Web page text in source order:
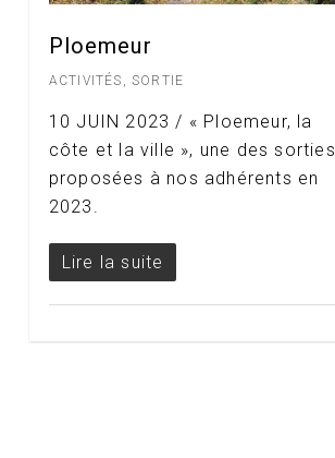
Ploemeur
ACTIVITÉS ,SORTIE
10 JUIN 2023 / « Ploemeur, la
côte et la ville », une des sorties
proposées à nos adhérents en
2023.
Lire la suite